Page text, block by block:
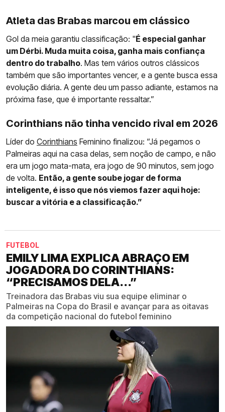
Atleta das Brabas marcou em clássico
Gol da meia garantiu classificação: "É especial ganhar
um Dérbi. Muda muita coisa, ganha mais confiança
dentro do trabalho. Mas tem vários outros clássicos
também que são importantes vencer, e a gente busca essa
evolução diária. A gente deu um passo adiante, estamos na
próxima fase, que é importante ressaltar.”
Corinthians não tinha vencido rival em 2026
Líder do Corinthians Feminino finalizou: “Já pegamos o
Palmeiras aqui na casa delas, sem noção de campo, e não
era um jogo mata-mata, era jogo de 90 minutos, sem jogo
de volta. Então, a gente soube jogar de forma
inteligente, é isso que nós viemos fazer aqui hoje:
buscar a vitória e a classificação.”
FUTEBOL
EMILY LIMA EXPLICA ABRAÇO EM
JOGADORA DO CORINTHIANS:
“PRECISAMOS DELA...”
Treinadora das Brabas viu sua equipe eliminar o
Palmeiras na Copa do Brasil e avançar para as oitavas
da competição nacional do futebol feminino